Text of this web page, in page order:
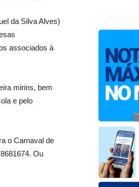
da Silva Alves)
associados à
mirins, bem
e pelo
o Carnaval de
Ou